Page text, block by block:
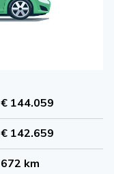
€ 144.059
€ 142.659
672 km